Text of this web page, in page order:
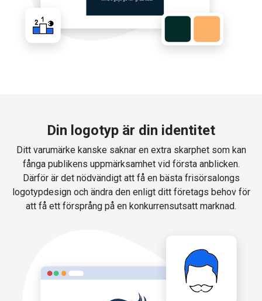
Din logotyp är din identitet
Ditt varumärke kanske saknar en extra skarphet som kan
fånga publikens uppmärksamhet vid första anblicken.
Därför är det nödvändigt att få en bästa frisörsalongs
logotypdesign och ändra den enligt ditt företags behov för
att få ett försprång på en konkurrensutsatt marknad.